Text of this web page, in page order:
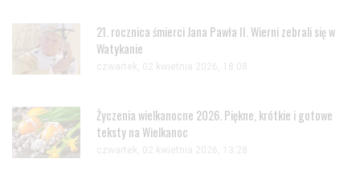
21. rocznica śmierci Jana Pawła II. Wierni zebrali się w
Watykanie
czwartek, 02 kwietnia 2026, 18:08
Życzenia wielkanocne 2026. Piękne, krótkie i gotowe
teksty na Wielkanoc
czwartek, 02 kwietnia 2026, 13:28